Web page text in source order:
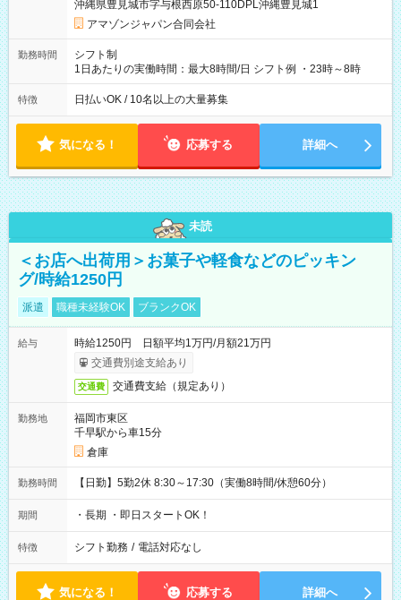
あり 試用期間の長さ：1週間 雇用形態、給与は本採用時と同じ
です。
沖縄県豊見城市字与根西原50-110DPL沖縄豊見城1
アマゾンジャパン合同会社
勤務時間
シフト制
1日あたりの実働時間：最大8時間/日 シフト例 ・23時～8時
特徴 日払いOK / 10名以上の大量募集
気になる！ 応募する 詳細へ
未読
＜お店へ出荷用＞お菓子や軽食などのピッキン
グ/時給1250円
派遣 職種未経験OK ブランクOK
給与
時給1250円 日額平均1万円/月額21万円
交通費別途支給あり
交通費 交通費支給（規定あり）
勤務地
福岡市東区
千早駅から車15分
倉庫
勤務時間 【日勤】5勤2休 8:30～17:30（実働8時間/休憩60分）
期間 ・長期 ・即日スタートOK！
特徴 シフト勤務 / 電話対応なし
気になる！ 応募する 詳細へ